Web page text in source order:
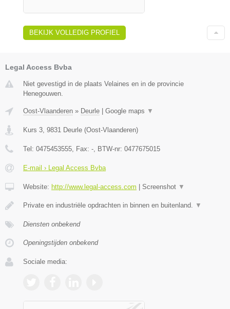
BEKIJK VOLLEDIG PROFIEL
Legal Access Bvba
Niet gevestigd in de plaats Velaines en in de provincie
Henegouwen.
Oost-Vlaanderen » Deurle Google maps ▼
Kurs 3, 9831 Deurle (Oost-Vlaanderen)
Tel: 0475453555, Fax: -, BTW-nr: 0477675015
E-mail › Legal Access Bvba
Website: http://www.legal-access.com Screenshot ▼
Private en industriële opdrachten in binnen en buitenland. ▼
Diensten onbekend
Openingstijden onbekend
Sociale media: